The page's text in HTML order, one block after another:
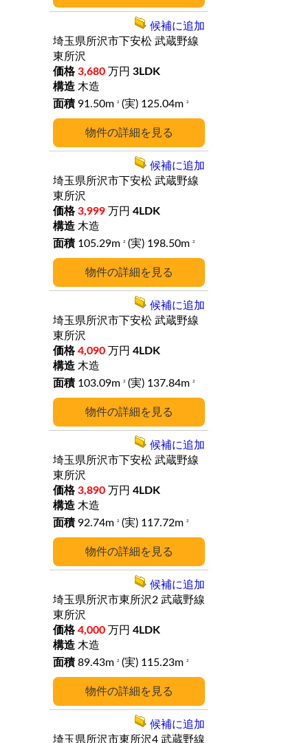
詳細
埼玉県所沢市下安松 武蔵野線
東所沢
3,680 万円 3LDK
木造
91.50m
2 (実) 125.04m 2
候補に追加
詳細
埼玉県所沢市下安松 武蔵野線
東所沢
3,999 万円 4LDK
木造
105.29m
2 (実) 198.50m 2
候補に追加
詳細
埼玉県所沢市下安松 武蔵野線
東所沢
4,090 万円 4LDK
木造
103.09m
2 (実) 137.84m 2
候補に追加
詳細
埼玉県所沢市下安松 武蔵野線
東所沢
3,890 万円 4LDK
木造
92.74m
2 (実) 117.72m 2
候補に追加
詳細
埼玉県所沢市東所沢2 武蔵野線
東所沢
4,000 万円 4LDK
木造
89.43m
2 (実) 115.23m 2
候補に追加
埼玉県所沢市東所沢4 武蔵野線
候補に追加